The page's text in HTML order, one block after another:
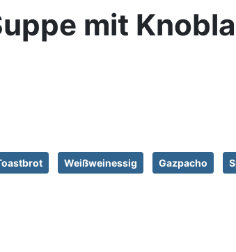
mit
Weißweinessig Gazpacho